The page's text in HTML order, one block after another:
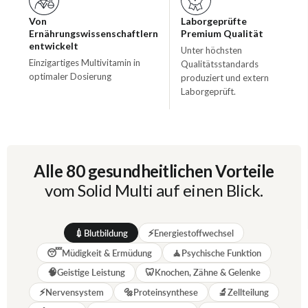
Von
Ernährungswissenschaftlern
entwickelt
Einzigartiges Multivitamin in
optimaler Dosierung
Laborgeprüfte
Premium Qualität
Unter höchsten
Qualitätsstandards
produziert und extern
Laborgeprüft.
Alle 80 gesundheitlichen Vorteile
vom Solid Multi auf einen Blick.
💉 Blutbildung ⚡Energiestoffwechsel
😴Müdigkeit & Ermüdung 🧘Psychische Funktion
🧠Geistige Leistung 🦷Knochen, Zähne & Gelenke
⚡Nervensystem 🔩Proteinsynthese 🔬Zellteilung